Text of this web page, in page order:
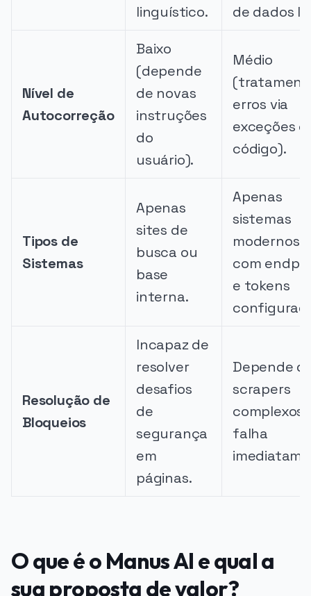
linguístico.
de dados
Nível de
Autocorreção
Baixo
(depende
de novas
instruções
do
usuário).
Médio
erros via
exceções
código).
Tipos de
Sistemas
Apenas
sites de
busca ou
base
interna.
Apenas
sistemas
modernos
com
e tokens
Resolução de
Bloqueios
Incapaz de
resolver
desafios
de
segurança
em
páginas.
Depende
scrapers
complexos
falha
O que é o Manus AI e qual a
sua proposta de valor?